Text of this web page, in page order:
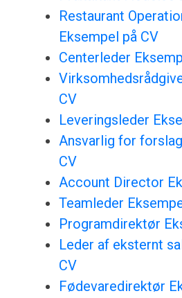
Restaurant
Eksempel på CV
Centerleder
CV
Leveringsleder
Ansvarlig for
CV
Account Director
Teamleder
Programdirektør
Leder af eksternt
CV
Fødevaredirektør